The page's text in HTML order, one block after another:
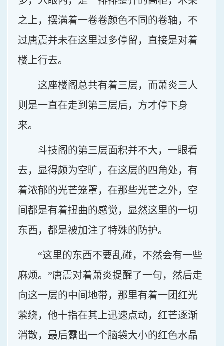
之上，摆满着一卷卷颜色不同的卷轴，不
过唐震并未在这里过多停留，直接是对着
楼上行去。
这座楼阁总共有着三层，而萧炎三人
则是一直在走到第三层后，方才停下身
来。
斗技阁的第三层面积并不大，一眼看
去，显得颇为空旷，在这层的四角处，有
着浓郁的光芒笼罩，在那些光芒之外，空
间都是有着扭曲的感觉，显然这里的一切
东西，都是被加注了特殊的防护。
“这里的东西不要乱碰，不然会有一些
麻烦。”唐震对着萧炎提醒了一句，然后走
向这一层的中间地带，那里有着一团红光
萦绕，他十指在其上迅速点动，红芒逐渐
消散，最后露出一个脑袋大小的红色水晶